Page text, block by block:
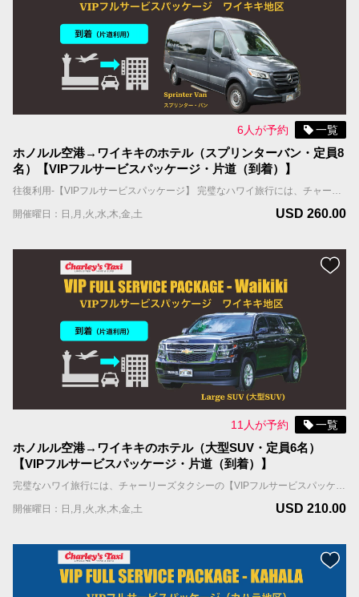
6人が予約 一覧
ホノルル空港→ワイキキのホテル（スプリンターバン・定員8
名）【VIPフルサービスパッケージ・片道（到着）】
往復利用-【VIPフルサービスパッケージ】 完璧なハワイ旅行には、チャーリーズタクシーの【VIPフルサービスパッケージ】がお勧めです。お客様を担当するドライバーは事前に割り振られており、到着日、担当ドライバーはお客様のお名前を表示したサインを持ってお出迎えし、待機しているタクシーまでご案内します。 国際線到着の場合；担当ドライバーはFIT出口（個人出口）を出たところで、お客様の名前を表示したサインを持ってお待ちしています。 国内線到着の場合；担当ドライバーはお客様の利用便の荷物ターンテーブルの辺りで、お客様の名前を表示したサインを持ってお待ちしています。 ホテルへの移動中に、お帰りの時間を記載したリマインダーカードをお渡しします。 車種と乗車定員 スプリンターバン； 最大8名とお荷物 ・当サービスはお客様全員が同じ航空便で到着される前提です。同じ時間帯の異なる航空便で到着される場合は到着時間の遅い便をご記入ください。
開催曜日：日,月,火,水,木,金,土 USD 260.00
11人が予約 一覧
ホノルル空港→ワイキキのホテル（大型SUV・定員6名）
【VIPフルサービスパッケージ・片道（到着）】
完璧なハワイ旅行には、チャーリーズタクシーの【VIPフルサービスパッケージ】がお勧めです。お客様を担当するドライバーは事前に割り振られており、到着日、担当ドライバーはお客様のお名前を表示したサインを持ってお出迎えし、待機しているタクシーまでご案内します。 国際線到着の場合；担当ドライバーはFIT出口（個人出口）を出たところで、お客様の名前を表示したサインを持ってお待ちしています。 国内線到着の場合；担当ドライバーはお客様の利用便の荷物ターンテーブルの辺りで、お客様の名前を表示したサインを持ってお待ちしています。 ＊当サービスはお客様全員が同じ航空便で到着される前提です。同じ時間帯の異なる航空便で到着される場合は到着時間の遅い便をご記入ください。 車両＆乗車案内 ・車種：ミニバン ・乗車人数：6名まで（乳幼児含む） ・機内持ち込み手荷物（ハンドバッグ、機内持ち込み用キャリーバッグなど）の数：車両1台につき合計6個まで ・お預け手荷物（スーツケース、折り畳みの車椅子やベビーカーなど）＋大型荷物（自転車、ゴルフバッグ、サーフボードなど）の数：車両1台につき合計6個まで。 ＊大型荷物には超過料金がかかりますので、追加オプションよりお選びください。大型荷物の上限は2個までとなります。
開催曜日：日,月,火,水,木,金,土 USD 210.00